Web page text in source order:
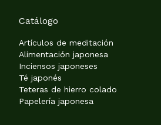
Catálogo
Artículos de meditación
Alimentación japonesa
Inciensos japoneses
Té japonés
Teteras de hierro colado
Papelería japonesa